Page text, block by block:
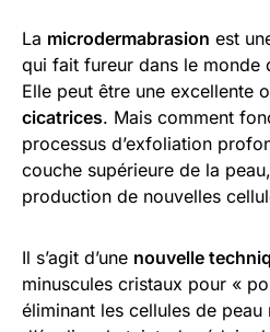
La microdermabrasion est
qui fait fureur dans le monde
Elle peut être une excellente
cicatrices. Mais comment
processus d’exfoliation
couche supérieure de la
production de nouvelles
Il s’agit d’une nouvelle
minuscules cristaux pour «
éliminant les cellules de